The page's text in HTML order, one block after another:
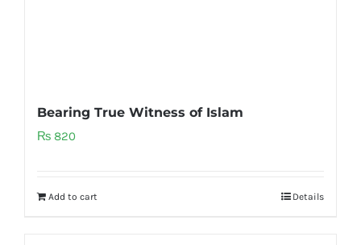
Bearing True Witness of Islam
₨ 820
Add to cart Details